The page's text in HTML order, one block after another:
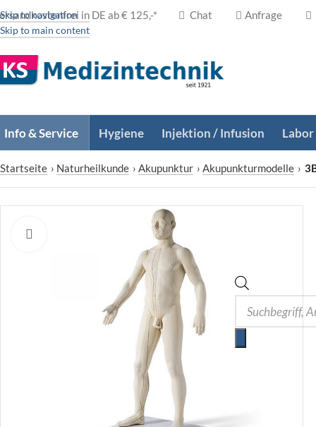
Skip to navigation
Skip to main content
in DE ab € 125,-* Chat Anfrage
Info & Service Hygiene Injektion / Infusion Labor
Startseite › Naturheilkunde › Akupunktur › Akupunkturmodelle ›
Zum Vergrößern klicken